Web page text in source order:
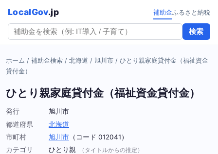
LocalGov.jp
検索
補助金ふるさと納税
ホーム / 補助金検索 / 北海道 / 旭川市 / ひとり親家庭貸付金（福祉資金
貸付金）
ひとり親家庭貸付金（福祉資金貸付金）
発行
旭川市
都道府県
北海道
市町村
旭川市 （コード 012041）
カテゴリ
ひとり親 （タイトルからの推定）